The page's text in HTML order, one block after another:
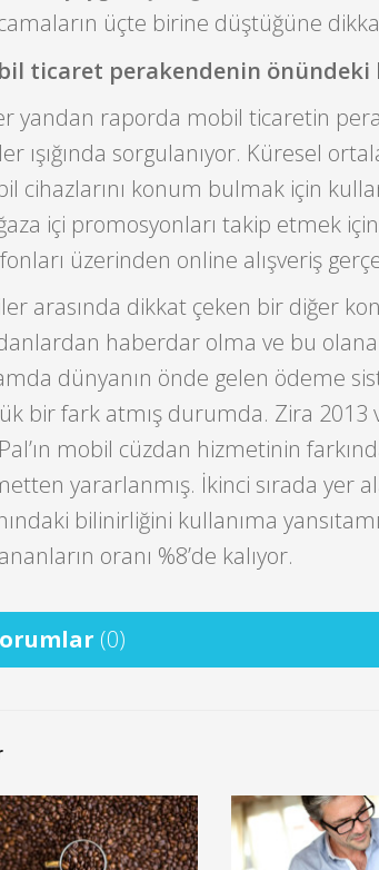
üçte birine düştüğüne
ticaret perakendenin önündeki
yandan raporda mobil ticaretin
ışığında sorgulanıyor. Küresel
cihazlarını konum bulmak için
içi promosyonları takip etmek
üzerinden online alışveriş
arasında dikkat çeken bir diğer
haberdar olma ve bu
dünyanın önde gelen ödeme
bir fark atmış durumda. Zira 2013
mobil cüzdan hizmetinin
yararlanmış. İkinci sırada yer
bilinirliğini kullanıma
oranı %8’de kalıyor.
(0)